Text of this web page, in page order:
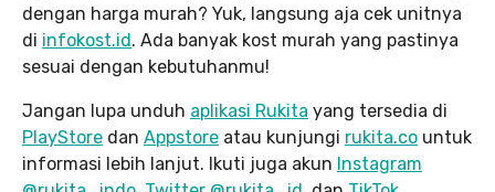
dengan harga murah? Yuk, langsung aja cek unitnya
di infokost.id . Ada banyak kost murah yang pastinya
sesuai dengan kebutuhanmu!
Jangan lupa unduh aplikasi Rukita yang tersedia di
PlayStore dan Appstore atau kunjungi rukita.co untuk
informasi lebih lanjut. Ikuti juga akun Instagram